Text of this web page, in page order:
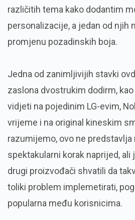
različitih tema kako dodantim
personalizacije, a jedan od njih
promjenu pozadinskih boja.
Jedna od zanimljivijih stavki
zaslona dvostrukim dodirm,
vidjeti na pojedinim LG-evim,
vrijeme i na original kineskim
razumijemo, ovo ne predstavlja
spektakularni korak naprijed, ali
drugi proizvođači shvatili da
toliki problem implemetirati,
popularna među korisnicima.